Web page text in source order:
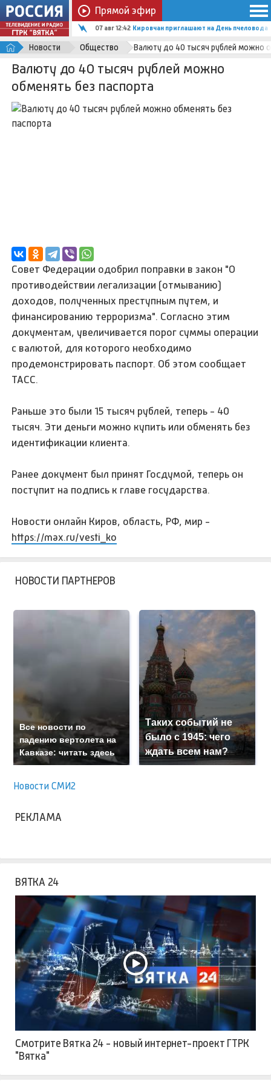
Прямой эфир
07 авг 12:42 Кировчан приглашают на День пчеловода
Новости Общество Валюту до 40 тысяч рублей можно
Валюту до 40 тысяч рублей можно
обменять без паспорта
Совет Федерации одобрил поправки в закон "О
противодействии легализации (отмыванию)
доходов, полученных преступным путем, и
финансированию терроризма". Согласно этим
документам, увеличивается порог суммы операции
с валютой, для которого необходимо
продемонстрировать паспорт. Об этом сообщает
ТАСС.
Раньше это были 15 тысяч рублей, теперь - 40
тысяч. Эти деньги можно купить или обменять без
идентификации клиента.
Ранее документ был принят Госдумой, теперь он
поступит на подпись к главе государства.
Новости онлайн Киров, область, РФ, мир -
https://max.ru/vesti_ko
НОВОСТИ ПАРТНЕРОВ
Все новости по
падению вертолета на
Кавказе: читать здесь
Таких событий не
было с 1945: чего
ждать всем нам?
Новости СМИ2
РЕКЛАМА
ВЯТКА 24
Смотрите Вятка 24 - новый интернет-проект ГТРК
"Вятка"